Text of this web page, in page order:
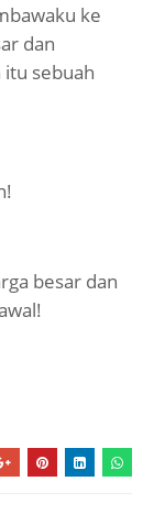
ke
dan
sebuah
besar dan